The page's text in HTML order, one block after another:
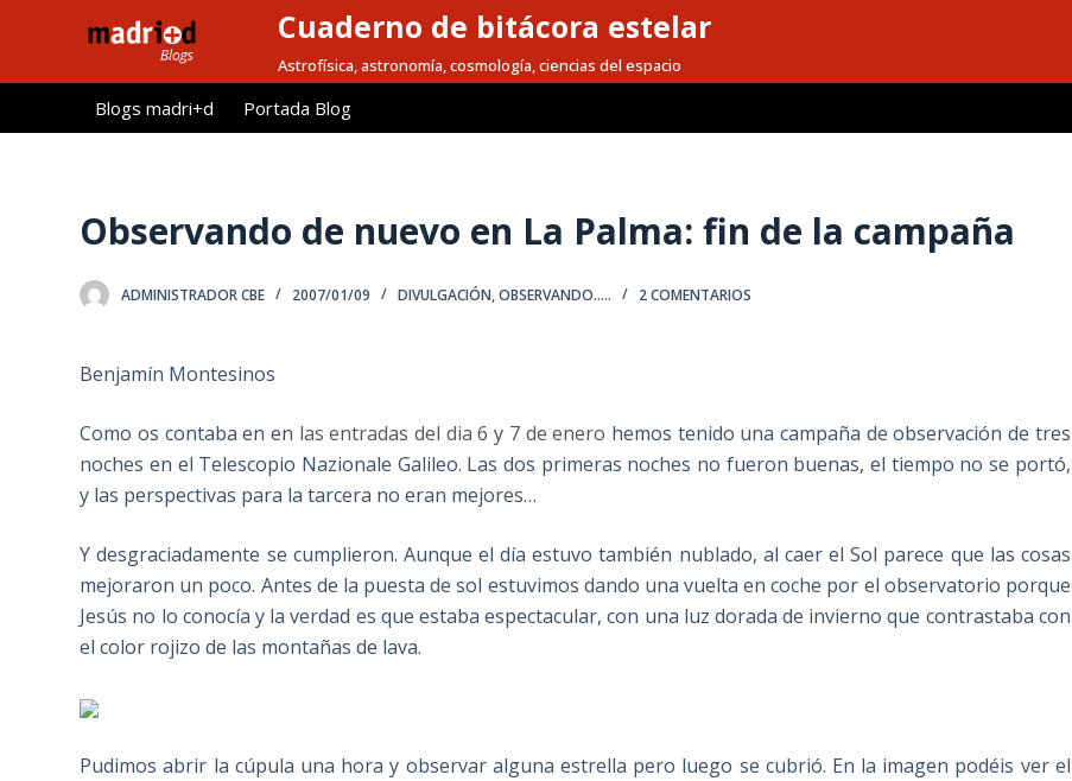
l
Cuaderno de bitácora estelar
Astrofísica, astronomía, cosmología, ciencias del espacio
Blogs madri+d Portada Blog
Observando de nuevo en La Palma: fin de la campaña
ADMINISTRADOR CBE 2007/01/09 DIVULGACIÓN,OBSERVANDO..... 2 COMENTARIOS
Benjamín Montesinos
Como os contaba en en las entradas del dia 6 y 7 de enero hemos tenido una campaña de observación de tres
noches en el Telescopio Nazionale Galileo. Las dos primeras noches no fueron buenas, el tiempo no se portó,
y las perspectivas para la tarcera no eran mejores…
Y desgraciadamente se cumplieron. Aunque el día estuvo también nublado, al caer el Sol parece que las cosas
mejoraron un poco. Antes de la puesta de sol estuvimos dando una vuelta en coche por el observatorio porque
Jesús no lo conocía y la verdad es que estaba espectacular, con una luz dorada de invierno que contrastaba con
el color rojizo de las montañas de lava.
Pudimos abrir la cúpula una hora y observar alguna estrella pero luego se cubrió. En la imagen podéis ver el